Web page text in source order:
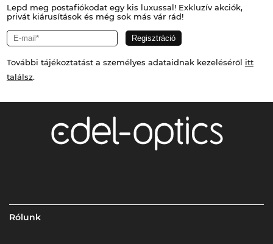
Lepd meg postafiókodat egy kis luxussal! Exkluzív akciók,
privát kiárusítások és még sok más vár rád!
További tájékoztatást a személyes adataidnak kezeléséről itt
találsz.
Rólunk